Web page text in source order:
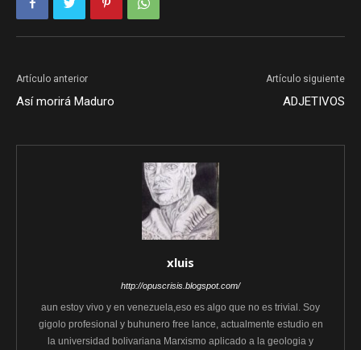
Artículo anterior
Así morirá Maduro
Artículo siguiente
ADJETIVOS
xluis
http://opuscrisis.blogspot.com/
aun estoy vivo y en venezuela,eso es algo que no es trivial. Soy
gigolo profesional y buhunero free lance, actualmente estudio en
la universidad bolivariana Marxismo aplicado a la geologia y